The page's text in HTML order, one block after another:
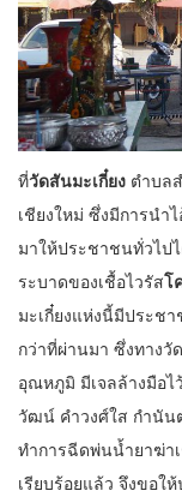
ที่วัดสันมะเกี๋ยง ตำบล
เชียงใหม่ ซึ่งมีการนำ
มาให้ประชาชนทั่วไป
ระบาดของเชื้อไวรัสโ
มะเกี๋ยงแห่งนี้มีประช
กว่าที่ผ่านมา ซึ่งทางวั
อุณหภูมิ มีเจลล้างมือ
วัฒน์ คำวงศ์ใส กำนัน
ทำการฉีดพ่นน้ำยาฆ่า
เรียบร้อยแล้ว จึงขอใ